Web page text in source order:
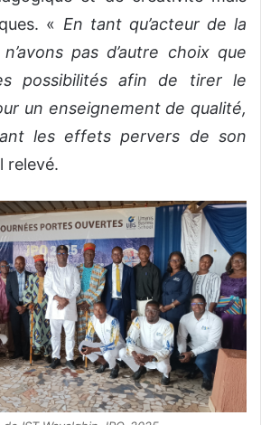
« En tant qu’acteur de la
pas d’autre choix que
possibilités afin de tirer le
un enseignement de qualité,
les effets pervers de son
relevé.